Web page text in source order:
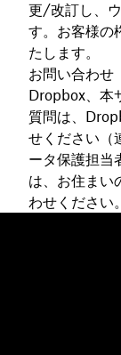
更/改訂し、
す。お客様の
たします。
お問い合わせ
Dropbox、本
質問は、
せください（
ータ保護担当
は、お住まい
わせください。